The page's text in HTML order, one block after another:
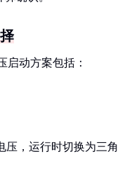
启动方案包括：
压，运行时切换为三角